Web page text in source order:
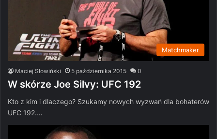
Matchmaker
Maciej Słowiński 5 października 2015 0
W skórze Joe Silvy: UFC 192
Kto z kim i dlaczego? Szukamy nowych wyzwań dla bohaterów
UFC 192.…